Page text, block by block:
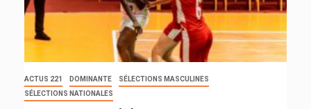
ACTUS 221 DOMINANTE
SÉLECTIONS MASCULINES
SÉLECTIONS NATIONALES